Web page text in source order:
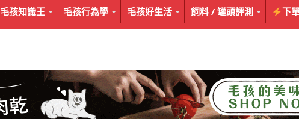
毛孩知識王 毛孩行為學 毛孩好生活 飼料 / 罐頭評測 下